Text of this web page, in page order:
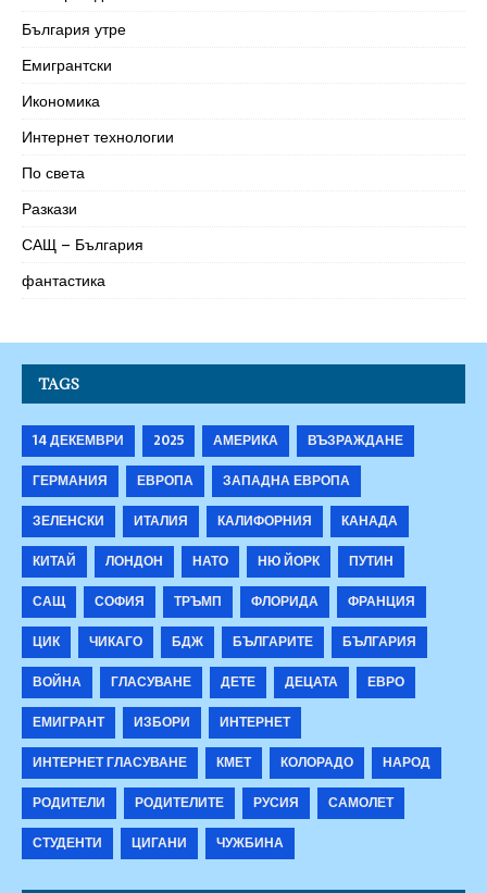
България утре
Емигрантски
Икономика
Интернет технологии
По света
Разкази
САЩ – България
фантастика
TAGS
14 ДЕКЕМВРИ 2025 АМЕРИКА
ВЪЗРАЖДАНЕ
ГЕРМАНИЯ
ЕВРОПА
ЗАПАДНА ЕВРОПА
ЗЕЛЕНСКИ
ИТАЛИЯ КАЛИФОРНИЯ
КАНАДА
КИТАЙ
ЛОНДОН НАТО НЮ ЙОРК
ПУТИН
САЩ
СОФИЯ ТРЪМП ФЛОРИДА
ФРАНЦИЯ
ЦИК
ЧИКАГО БДЖ БЪЛГАРИТЕ
БЪЛГАРИЯ
ВОЙНА
ГЛАСУВАНЕ ДЕТЕ ДЕЦАТА
ЕВРО
ЕМИГРАНТ
ИЗБОРИ
ИНТЕРНЕТ
ИНТЕРНЕТ ГЛАСУВАНЕ
КМЕТ КОЛОРАДО
НАРОД
РОДИТЕЛИ
РОДИТЕЛИТЕ РУСИЯ
САМОЛЕТ
СТУДЕНТИ
ЦИГАНИ ЧУЖБИНА